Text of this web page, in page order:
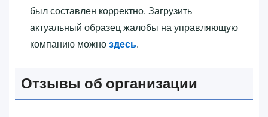
был составлен корректно. Загрузить
актуальный образец жалобы на управляющую
компанию можно здесь.
Отзывы об организации